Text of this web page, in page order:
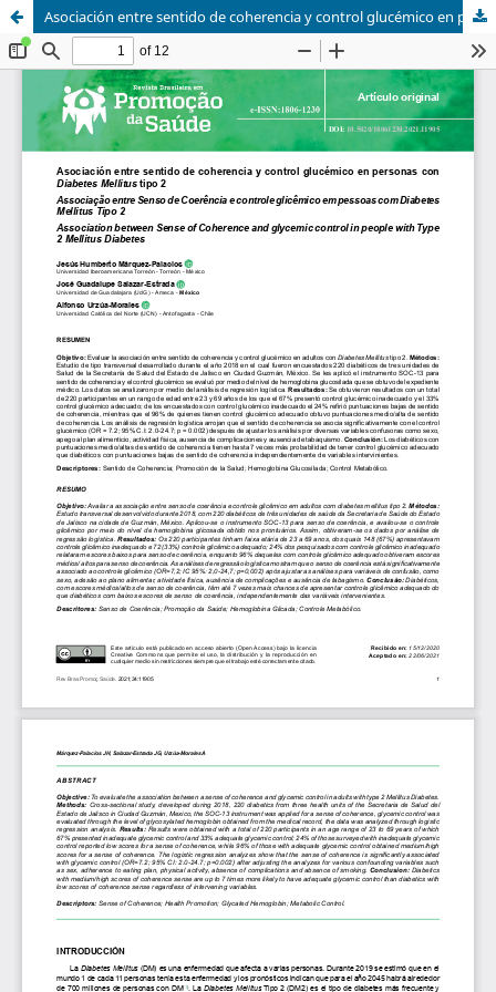
Asociación entre sentido de coherencia y control glucémico en personas con Diabetes Mellitus tipo 2